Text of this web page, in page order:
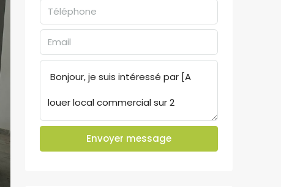
Envoyer message